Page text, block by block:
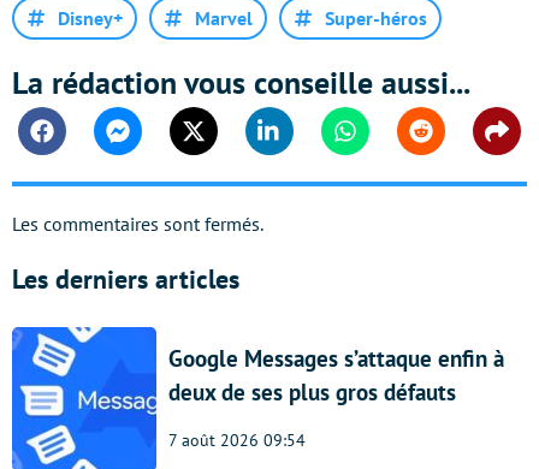
Disney+ Marvel Super-héros
La rédaction vous conseille aussi...
FacebookMessengerTwitter Linkedin WhatsappReddit
Les commentaires sont fermés.
Les derniers articles
Google Messages s’attaque enfin à
deux de ses plus gros défauts
7 août 2026 09:54